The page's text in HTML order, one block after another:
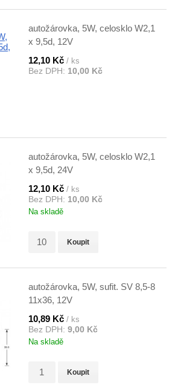
autožárovka, 5W, celosklo W2,1
x 9,5d, 12V
12,10 Kč / ks
Bez DPH: 10,00 Kč
autožárovka, 5W, celosklo W2,1
x 9,5d, 24V
12,10 Kč / ks
Bez DPH: 10,00 Kč
Na skladě
Koupit
autožárovka, 5W, sufit. SV 8,5-8
11x36, 12V
10,89 Kč / ks
Bez DPH: 9,00 Kč
Na skladě
Koupit